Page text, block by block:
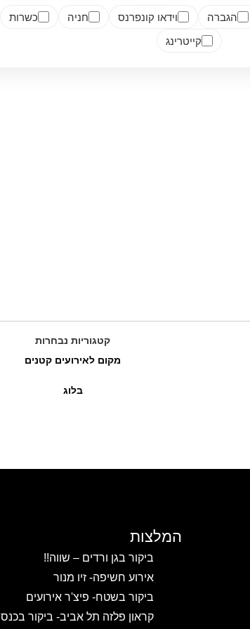
הגברה וידאו קונפרנס חניה כשרות
קייטרינג
קטגוריות נבחרות
מקום לאירועים קטנים
בלוג
המלצות
ביקור בגן ורדים – שווה!!
אירוע חשיפה- זיו מנור
ביקור בשטח- פיצ'ר אירועים
קראון פלזה תל אביב- ביקור בכנס